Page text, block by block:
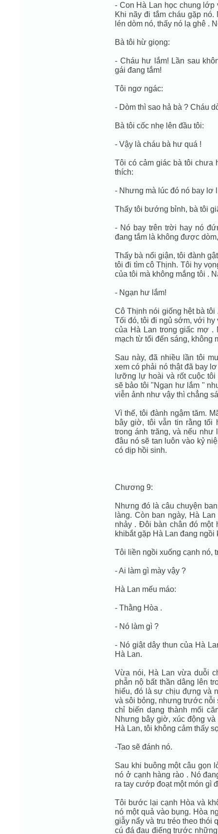
- Con Hà Lan học chung lớp
Khi nãy đi tắm cháu gặp
lén dòm nó, thấy nó lạ ghê .
Bà tôi hừ giọng:
- Cháu hư lắm! Lần sau
gái đang tắm!
Tôi ngơ ngác:
- Dòm thì sao hả bà ? Cháu
Bà tôi cốc nhẹ lên đầu tôi:
- Vậy là cháu bà hư quá !
Tôi có cảm giác bà tôi chưa
thích:
- Nhưng mà lúc đó nó bay lơ
Thấy tôi bướng bỉnh, bà tôi
- Nó bay trên trời hay nó
đang tắm là không được
Thấy bà nổi giận, tôi đành
tôi đi tìm cô Thịnh. Tôi hy
của tôi mà không mắng tôi .
- Ngạn hư lắm!
Cô Thịnh nói giống hệt bà
Tối đó, tôi đi ngủ sớm, với
của Hà Lan trong giấc mợ .
mạch từ tối đến sáng, không
Sau này, đã nhiều lần tôi
xem có phải nó thật đã bay
lưỡng lự hoài và rốt cuộc
sẽ bảo tôi "Ngạn hư lắm "
viễn ảnh như vậy thì chẳng
Vì thế, tôi đành ngậm tăm.
bây giờ, tôi vẫn tin rằng tối
trong ánh trăng, và nếu như
đâu nó sẽ tan luôn vào kỷ
có dịp hồi sinh.
Chương 9:
Nhưng đó là câu chuyện
làng. Còn ban ngày, Hà
nhảy . Ðôi bàn chân đó một
khibắt gặp Hà Lan đang
Tôi liền ngồi xuống cạnh nó,
- Ai làm gì mày vậy ?
Hà Lan mếu máo:
- Thằng Hòa .
- Nó làm gì ?
- Nó giật dây thun của Hà
Hà Lan.
Vừa nói, Hà Lan vừa duỗi
phẫn nộ bất thần dâng lên
hiểu, đó là sự chịu đựng và
và sôi bỏng, nhưng trước nỗi
chỉ biến dạng thành mối
Nhưng bây giờ, xúc động
Hà Lan, tôi không cảm thấy
-Tao sẽ đánh nó.
Sau khi buông một câu gọn
nó ở cạnh hàng rào . Nó
ra tay cướp đoạt một món gì
Tôi bước lại cạnh Hòa và
nó một quả vào bụng. Hòa
giẫy nẩy và tru tréo theo thói
cú đá đau điếng trước